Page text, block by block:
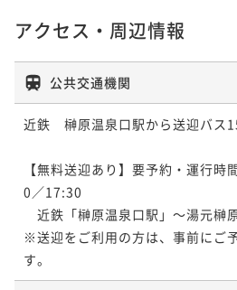
アクセス・周辺情報
公共交通機関
近鉄　榊原温泉口駅から送迎バス
【無料送迎あり】要予約・運行
0／17:30
近鉄「榊原温泉口駅」～湯元榊
※送迎をご利用の方は、事前にご
す。